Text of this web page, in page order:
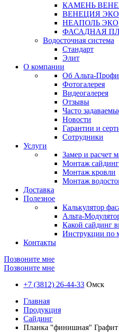
КАМЕНЬ
ВЕНЕЦИЯ ЭКО
НЕАПОЛЬ ЭКО
ФАСАДНАЯ
Водосточная система
Стандарт
Элит
О компании
Об Альта-
Фотогалерея
Видеогалерея
Отзывы
Часто
Новости
Гарантии и
Сотрудники
Услуги
Замер и расчет
Монтаж
Монтаж кровли
Монтаж
Доставка
Полезное
Калькулятор
Альта-
Какой сайдинг
Инструкции по
Контакты
Позвоните мне
Позвоните мне
+7 (3812) 26-44-33 Омск
Главная
Продукция
Сайдинг
Планка "финишная"